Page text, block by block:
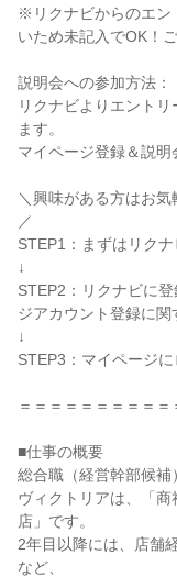
※リクナビからのエン
いため未記入でOK！
説明会への参加方法：
リクナビよりエント
ます。
マイページ登録＆説明
＼興味がある方はお
／
STEP1：まずはリク
↓
STEP2：リクナビに
ジアカウント登録に
↓
STEP3：マイページ
＝＝＝＝＝＝＝＝＝＝
■仕事の概要
総合職（経営幹部候補）
ヴィクトリアは、「
店」です。
2年目以降には、店舗
など、